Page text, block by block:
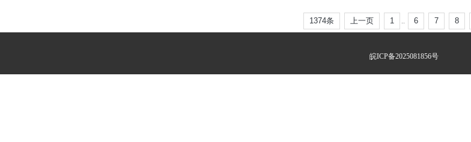
1374条 上一页 1 .. 6 7 8
皖ICP备2025081856号